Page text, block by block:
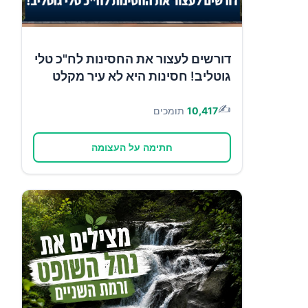
דורשים לעצור את החסינות לח"כ טלי
גוטליב! חסינות היא לא עיר מקלט
✍️
10,417 תומכים
חתימה על העצומה